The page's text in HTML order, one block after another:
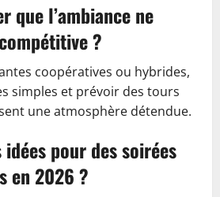
que l’ambiance ne
?
coopératives ou hybrides,
simples et prévoir des tours
une atmosphère détendue.
pour des soirées
en 2026 ?